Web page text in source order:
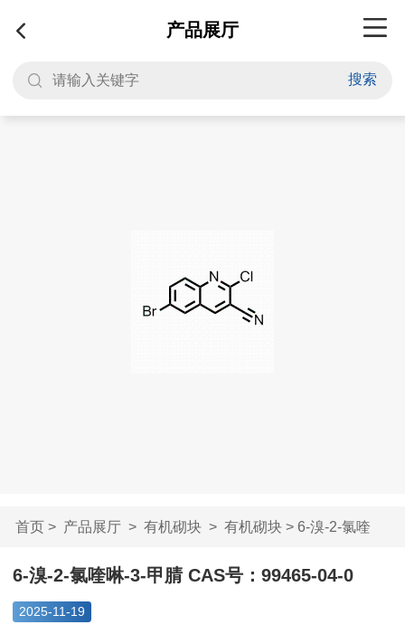
产品展厅
搜索
首页> 产品展厅> 有机砌块> 有机砌块> 6-溴-2-氯喹
啉-3-甲腈 CAS号...
6-溴-2-氯喹啉-3-甲腈 CAS号：99465-04-0
2025-11-19